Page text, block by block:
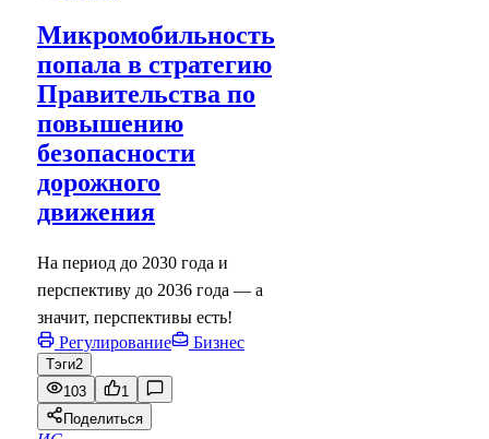
Микромобильность
попала в стратегию
Правительства по
повышению
безопасности
дорожного
движения
На период до 2030 года и
перспективу до 2036 года — а
значит, перспективы есть!
Регулирование
Бизнес
Тэги2
103
1
Поделиться